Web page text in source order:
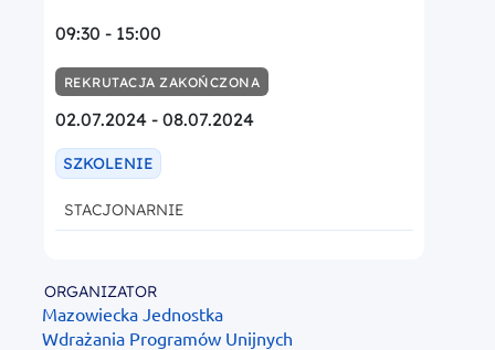
09:30 - 15:00
REKRUTACJA ZAKOŃCZONA
02.07.2024 - 08.07.2024
SZKOLENIE
STACJONARNIE
ORGANIZATOR
Mazowiecka Jednostka
Wdrażania Programów Unijnych